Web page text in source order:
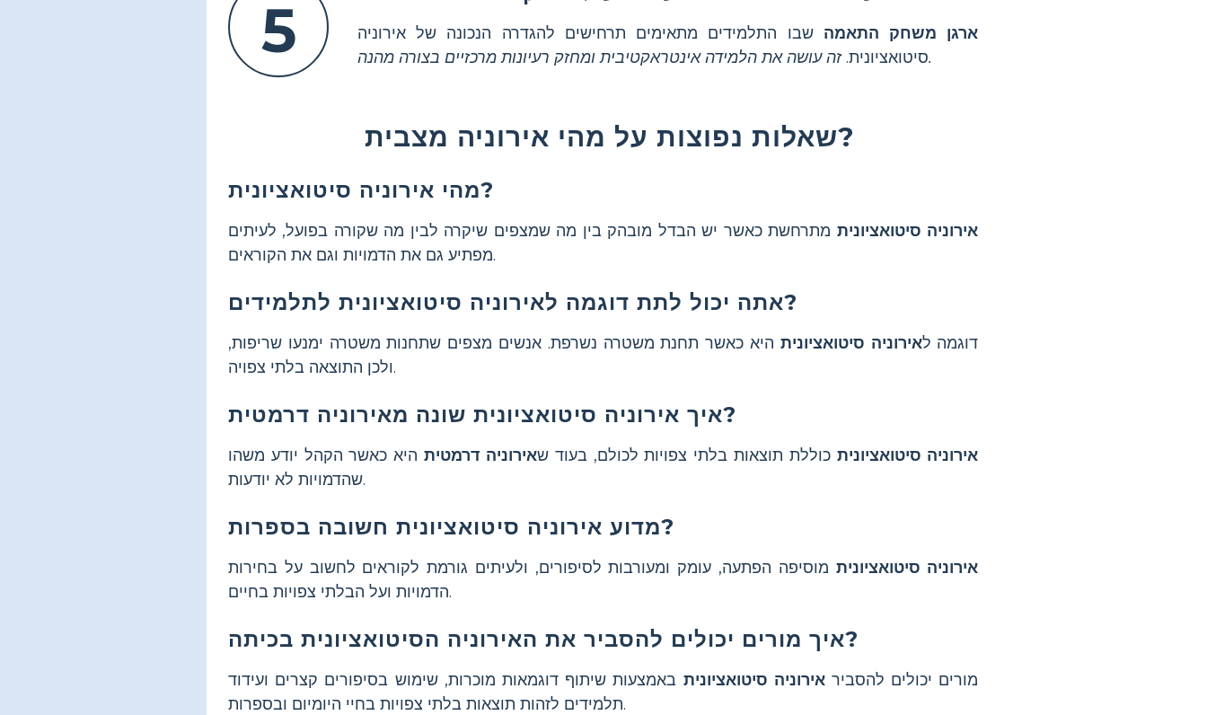
5 ארגן משחק התאמה שבו התלמידים מתאימים תרחישים להגדרה הנכונה של אירוניה
סיטואציונית.זה עושה את הלמידה אינטראקטיבית ומחזק רעיונות מרכזיים בצורה מהנה.
שאלות נפוצות על מהי אירוניה מצבית?
מהי אירוניה סיטואציונית?
אירוניה סיטואציונית מתרחשת כאשר יש הבדל מובהק בין מה שמצפים שיקרה לבין מה שקורה בפועל, לעיתים
מפתיע גם את הדמויות וגם את הקוראים.
אתה יכול לתת דוגמה לאירוניה סיטואציונית לתלמידים?
דוגמה לאירוניה סיטואציונית היא כאשר תחנת משטרה נשרפת. אנשים מצפים שתחנות משטרה ימנעו שריפות,
ולכן התוצאה בלתי צפויה.
איך אירוניה סיטואציונית שונה מאירוניה דרמטית?
אירוניה סיטואציונית כוללת תוצאות בלתי צפויות לכולם, בעוד שאירוניה דרמטיתהיא כאשר הקהל יודע משהו
שהדמויות לא יודעות.
מדוע אירוניה סיטואציונית חשובה בספרות?
אירוניה סיטואציונית מוסיפה הפתעה, עומק ומעורבות לסיפורים, ולעיתים גורמת לקוראים לחשוב על בחירות
הדמויות ועל הבלתי צפויות בחיים.
איך מורים יכולים להסביר את האירוניה הסיטואציונית בכיתה?
מורים יכולים להסביראירוניה סיטואציונית באמצעות שיתוף דוגמאות מוכרות, שימוש בסיפורים קצרים ועידוד
תלמידים לזהות תוצאות בלתי צפויות בחיי היומיום ובספרות.